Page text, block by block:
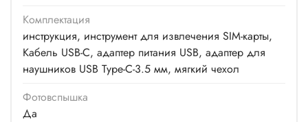
Комплектация
инструкция, инструмент для извлечения SIM-карты,
Кабель USB-C, адаптер питания USB, адаптер для
наушников USB Type-C-3.5 мм, мягкий чехол
Фотовспышка
Да